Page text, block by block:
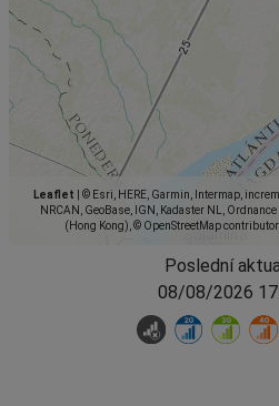
Leaflet
© Esri, HERE, Garmin, Intermap,
NRCAN, GeoBase, IGN, Kadaster NL,
(Hong Kong), © OpenStreetMap
Poslední
08/08/2026